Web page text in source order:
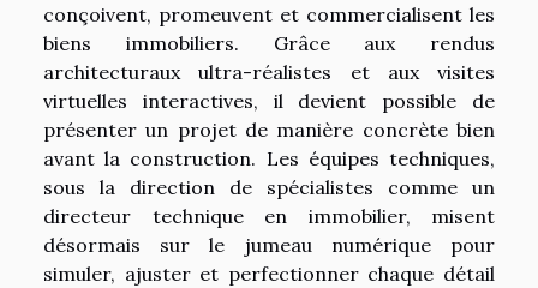
conçoivent, promeuvent et commercialisent les
biens immobiliers. Grâce aux rendus
architecturaux ultra-réalistes et aux visites
virtuelles interactives, il devient possible de
présenter un projet de manière concrète bien
avant la construction. Les équipes techniques,
sous la direction de spécialistes comme un
directeur technique en immobilier, misent
désormais sur le jumeau numérique pour
simuler, ajuster et perfectionner chaque détail